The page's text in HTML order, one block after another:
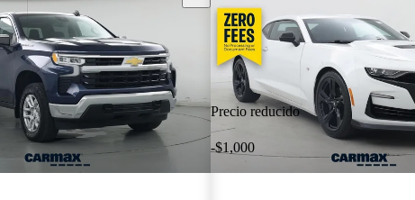
Precio reducido
-$1,000